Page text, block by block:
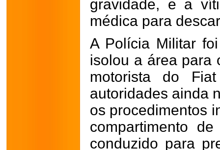
gravidade, e a
médica para
A Polícia Militar
isolou a área para
motorista do
autoridades ainda
os procedimentos
compartimento
conduzido para